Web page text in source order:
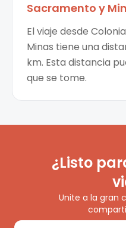
Sacramento y
El viaje desde
Minas tiene una
km. Esta distancia
que se tome.
¿Listo
Unite a la gran